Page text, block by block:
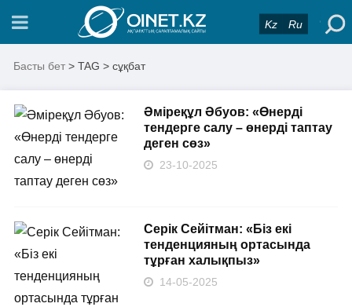
Kz Ru
Басты бет > TAG > сұқбат
Әміреқұл Әбуов: «Өнерді
тендерге салу – өнерді таптау
деген сөз»
23-10-2025
Серік Сейітман: «Біз екі
тенденцияның ортасында
тұрған халықпыз»
14-05-2025